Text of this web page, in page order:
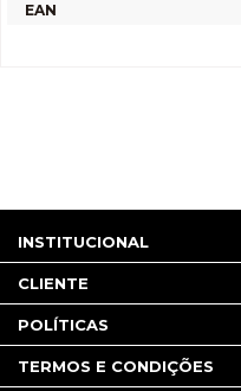
EAN
INSTITUCIONAL
CLIENTE
POLÍTICAS
TERMOS E CONDIÇÕES